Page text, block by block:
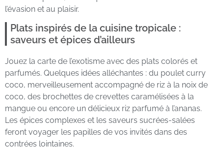
l’évasion et au plaisir.
Plats inspirés de la cuisine tropicale :
saveurs et épices d’ailleurs
Jouez la carte de l’exotisme avec des plats colorés et
parfumés. Quelques idées alléchantes : du poulet curry
coco, merveilleusement accompagné de riz à la noix de
coco, des brochettes de crevettes caramélisées à la
mangue ou encore un délicieux riz parfumé à l’ananas.
Les épices complexes et les saveurs sucrées-salées
feront voyager les papilles de vos invités dans des
contrées lointaines.